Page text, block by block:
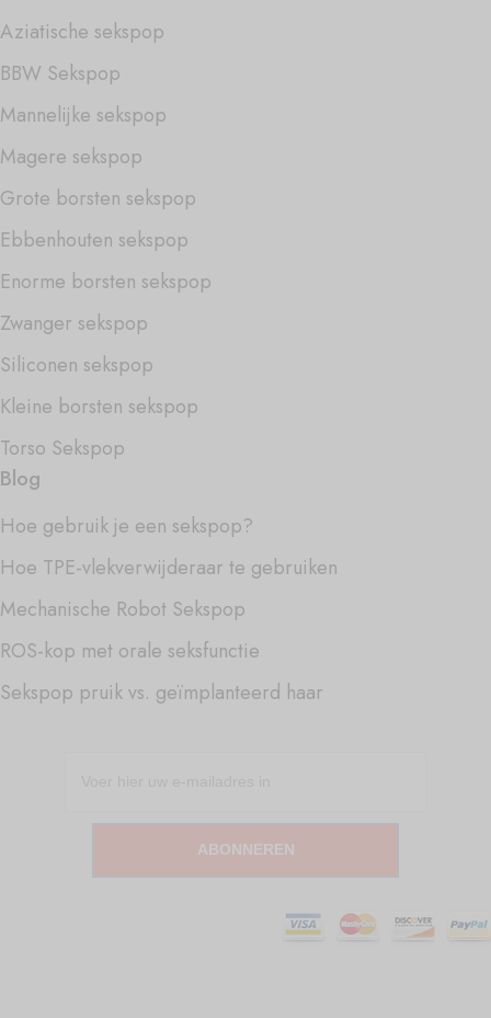
Aziatische sekspop
BBW Sekspop
Mannelijke sekspop
Magere sekspop
Grote borsten sekspop
Ebbenhouten sekspop
Enorme borsten sekspop
Zwanger sekspop
Siliconen sekspop
Kleine borsten sekspop
Torso Sekspop
Blog
Hoe gebruik je een sekspop?
Hoe TPE-vlekverwijderaar te gebruiken
Mechanische Robot Sekspop
ROS-kop met orale seksfunctie
Sekspop pruik vs. geïmplanteerd haar
ABONNEREN